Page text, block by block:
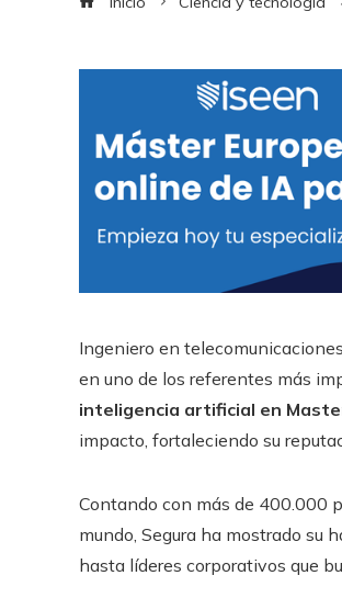
Ingeniero en
en uno de los referentes más
inteligencia artificial en
impacto, fortaleciendo su
Contando con más de 400.000
mundo, Segura ha mostrado su
hasta líderes corporativos que